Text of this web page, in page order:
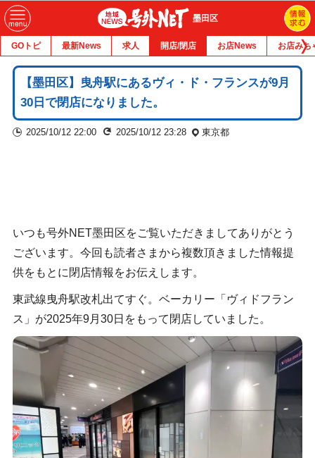
墨田区
GOトピ 最新News 求人 開店/閉店 お店News お店みち
【墨田区】曳舟駅にあるヴィ・ド・フランスが9月
30日で閉店になりました。
2025/10/12 22:00 2025/10/12 23:28 東京都
いつも号外NET墨田区をご覧いただきましてありがとう
ございます。今回も読者さまから複数頂きました情報提
供をもとに閉店情報をお伝えします。
東武線曳舟駅改札出てすぐ。ベーカリー「ヴィドフラン
ス」が2025年9月30日をもって閉店していました。